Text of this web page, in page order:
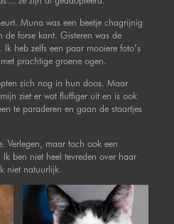
Muna was een beetje chagrijnig
forse kant. Gisteren was de
heb zelfs een paar mooiere foto’s
prachtige groene ogen.
zich nog in hun doos. Maar
ziet er wat fluffiger uit en is ook
te paraderen en gaan de staartjes
Verlegen, maar toch ook een
ben niet heel tevreden over haar
niet natuurlijk.